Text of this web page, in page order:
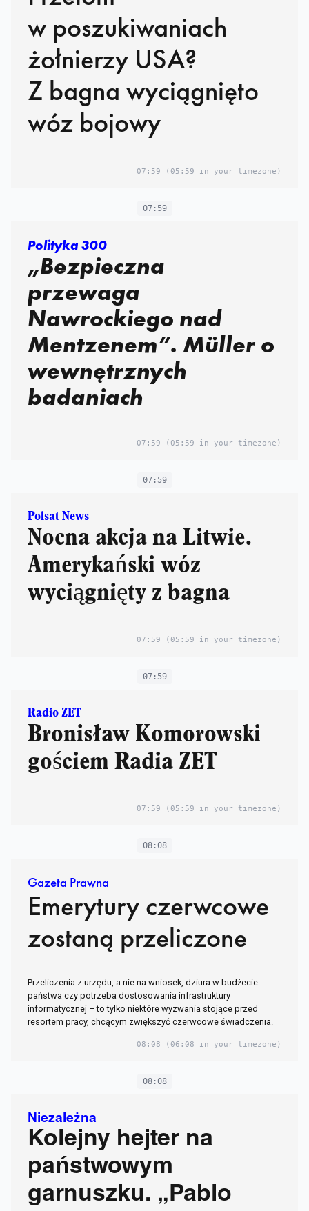
w poszukiwaniach
żołnierzy USA?
Z bagna wyciągnięto
wóz bojowy
07:59 (05:59 in your timezone)
07:59
Polityka 300
„Bezpieczna
przewaga
Nawrockiego nad
Mentzenem”. Müller o
wewnętrznych
badaniach
07:59 (05:59 in your timezone)
07:59
Polsat News
Nocna akcja na Litwie.
Amerykański wóz
wyciągnięty z bagna
07:59 (05:59 in your timezone)
07:59
Radio ZET
Bronisław Komorowski
gościem Radia ZET
07:59 (05:59 in your timezone)
08:08
Gazeta Prawna
Emerytury czerwcowe
zostaną przeliczone
Przeliczenia z urzędu, a nie na wniosek, dziura w budżecie
państwa czy potrzeba dostosowania infrastruktury
informatycznej – to tylko niektóre wyzwania stojące przed
resortem pracy, chcącym zwiększyć czerwcowe świadczenia.
08:08 (06:08 in your timezone)
08:08
Niezależna
Kolejny hejter na
państwowym
garnuszku. „Pablo